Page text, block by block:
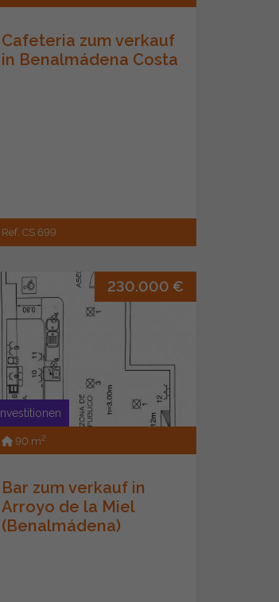
Cafeteria zum verkauf
in Benalmádena Costa
Ref. CS 699
230.000 €
Investitionen
90 m2
Bar zum verkauf in
Arroyo de la Miel
(Benalmádena)